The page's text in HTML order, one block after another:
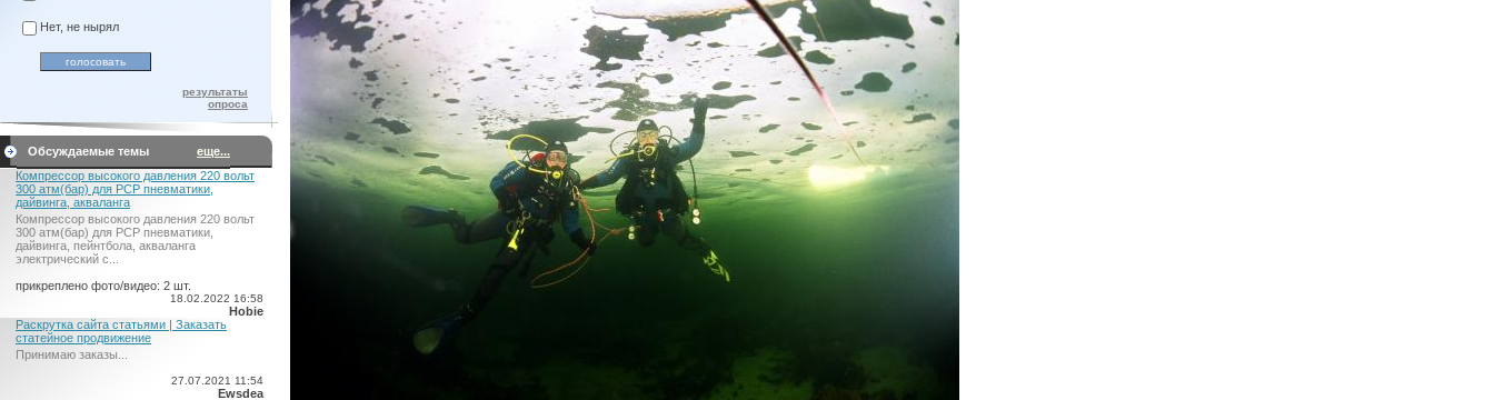
Нет, не нырял
результаты
опроса
Обсуждаемые темы
еще...
Компрессор высокого давления 220 вольт
300 атм(бар) для PCP пневматики,
дайвинга, акваланга
Компрессор высокого давления 220 вольт
300 атм(бар) для PCP пневматики,
дайвинга, пейнтбола, акваланга
электрический c...
прикреплено фото/видео: 2 шт.
18.02.2022 16:58
Hobie
Раскрутка сайта статьями | Заказать
статейное продвижение
Принимаю заказы...
27.07.2021 11:54
Ewsdea